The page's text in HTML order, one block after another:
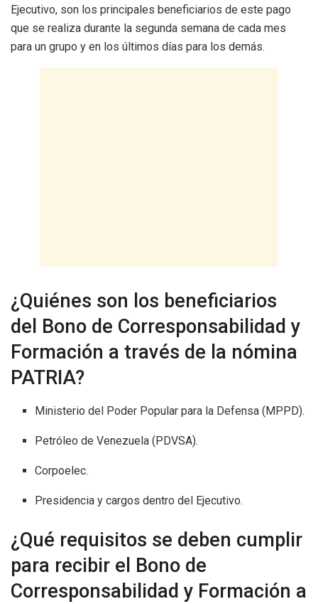
Ejecutivo, son los principales beneficiarios de este pago
que se realiza durante la segunda semana de cada mes
para un grupo y en los últimos días para los demás.
¿Quiénes son los beneficiarios
del Bono de Corresponsabilidad y
Formación a través de la nómina
PATRIA?
Ministerio del Poder Popular para la Defensa (MPPD).
Petróleo de Venezuela (PDVSA).
Corpoelec.
Presidencia y cargos dentro del Ejecutivo.
¿Qué requisitos se deben cumplir
para recibir el Bono de
Corresponsabilidad y Formación a